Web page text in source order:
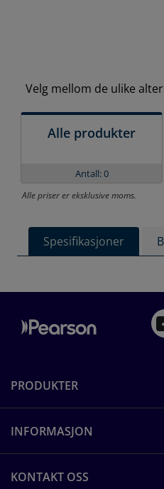
Velg mellom de ulike
Alle produkter
Antall: 0
Alle priser er eksklusive moms.
Spesifikasjoner
PRODUKTER
INFORMASJON
KONTAKT OSS